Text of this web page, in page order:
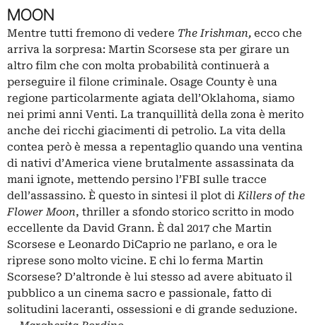
MOON
Mentre tutti fremono di vedere The Irishman, ecco che
arriva la sorpresa: Martin Scorsese sta per girare un
altro film che con molta probabilità continuerà a
perseguire il filone criminale. Osage County è una
regione particolarmente agiata dell’Oklahoma, siamo
nei primi anni Venti. La tranquillità della zona è merito
anche dei ricchi giacimenti di petrolio. La vita della
contea però è messa a repentaglio quando una ventina
di nativi d’America viene brutalmente assassinata da
mani ignote, mettendo persino l’FBI sulle tracce
dell’assassino. È questo in sintesi il plot di Killers of the
Flower Moon, thriller a sfondo storico scritto in modo
eccellente da David Grann. È dal 2017 che Martin
Scorsese e Leonardo DiCaprio ne parlano, e ora le
riprese sono molto vicine. E chi lo ferma Martin
Scorsese? D’altronde è lui stesso ad avere abituato il
pubblico a un cinema sacro e passionale, fatto di
solitudini laceranti, ossessioni e di grande seduzione.